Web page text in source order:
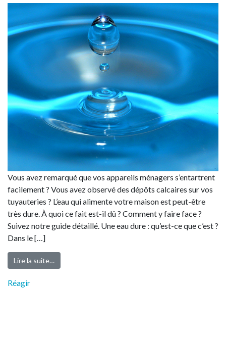
Vous avez remarqué que vos appareils ménagers s’entartrent
facilement ? Vous avez observé des dépôts calcaires sur vos
tuyauteries ? L’eau qui alimente votre maison est peut-être
très dure. À quoi ce fait est-il dû ? Comment y faire face ?
Suivez notre guide détaillé. Une eau dure : qu’est-ce que c’est ?
Dans le […]
Lire la suite…
Réagir